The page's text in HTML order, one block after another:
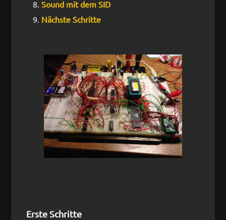
Sound mit dem SID
Nächste Schritte
Erste Schritte